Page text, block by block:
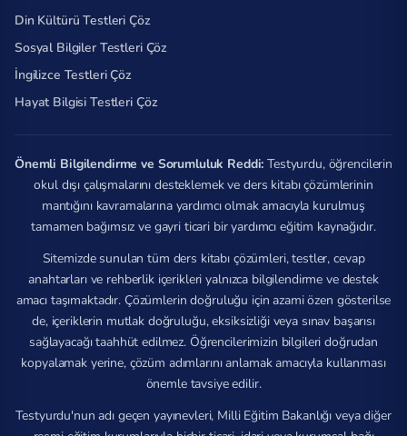
Din Kültürü Testleri Çöz
Sosyal Bilgiler Testleri Çöz
İngilizce Testleri Çöz
Hayat Bilgisi Testleri Çöz
Önemli Bilgilendirme ve Sorumluluk Reddi: Testyurdu, öğrencilerin
okul dışı çalışmalarını desteklemek ve ders kitabı çözümlerinin
mantığını kavramalarına yardımcı olmak amacıyla kurulmuş
tamamen bağımsız ve gayri ticari bir yardımcı eğitim kaynağıdır.
Sitemizde sunulan tüm ders kitabı çözümleri, testler, cevap
anahtarları ve rehberlik içerikleri yalnızca bilgilendirme ve destek
amacı taşımaktadır. Çözümlerin doğruluğu için azami özen gösterilse
de, içeriklerin mutlak doğruluğu, eksiksizliği veya sınav başarısı
sağlayacağı taahhüt edilmez. Öğrencilerimizin bilgileri doğrudan
kopyalamak yerine, çözüm adımlarını anlamak amacıyla kullanması
önemle tavsiye edilir.
Testyurdu'nun adı geçen yayınevleri, Milli Eğitim Bakanlığı veya diğer